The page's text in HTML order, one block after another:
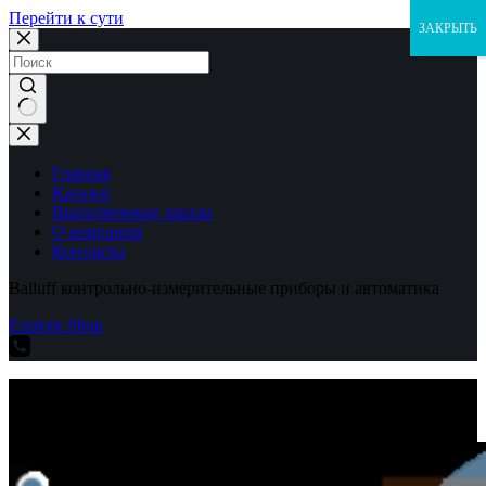
Перейти к сути
Ничего
не
найденоГлавная
Каталог
Выполненные заказы
О компании
Контакты
Balluff контрольно-измерительные приборы и автоматика
Explore Shop
ЗАКРЫТЬ